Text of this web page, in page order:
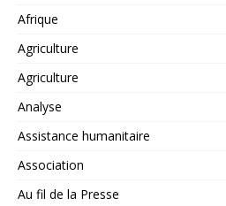
Afrique
Agriculture
Agriculture
Analyse
Assistance humanitaire
Association
Au fil de la Presse